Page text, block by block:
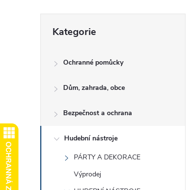
n
kategorie
Kategorie
Ochranné pomůcky
Dům, zahrada, obce
Bezpečnost a ochrana
Hudební nástroje
PÁRTY A DEKORACE
Výprodej